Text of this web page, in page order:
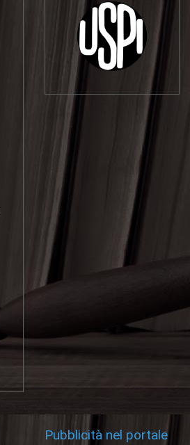
Pubblicità nel portale